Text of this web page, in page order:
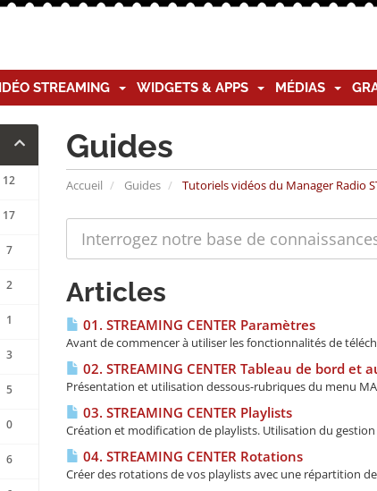
STREAMING WIDGETS & APPS MÉDIAS
Guides
Accueil Guides Tutoriels vidéos du Manager Radio
12
17
7
2
1
3
5
0
6
Articles
01. STREAMING CENTER Paramètres
Avant de commencer à utiliser les fonctionnalités de
02. STREAMING CENTER Tableau de bord et
Présentation et utilisation dessous-rubriques du menu
03. STREAMING CENTER Playlists
Création et modification de playlists. Utilisation du
04. STREAMING CENTER Rotations
Créer des rotations de vos playlists avec une répartition